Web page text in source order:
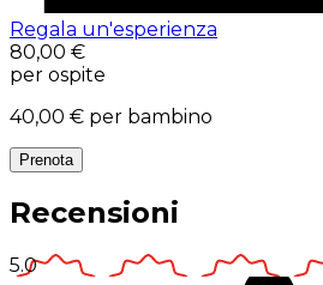
Regala un'esperienza
80,00 €
per ospite
40,00 € per bambino
Prenota
Recensioni
5.0